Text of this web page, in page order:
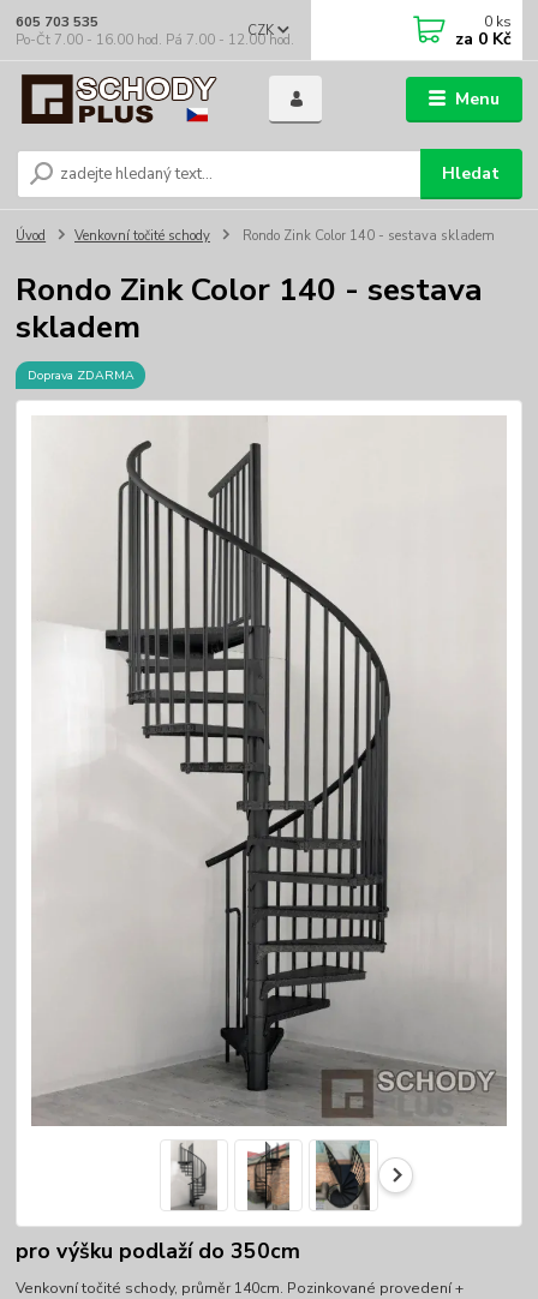
Menu
CZK
Hledat
605 703 535
Po-Čt 7.00 - 16.00 hod. Pá 7.00 - 12.00 hod.
0 ks
za 0 Kč
Úvod Venkovní točité schody Rondo Zink Color 140 - sestava skladem
Rondo Zink Color 140 - sestava
skladem
Doprava ZDARMA
pro výšku podlaží do 350cm
Venkovní točité schody, průměr 140cm. Pozinkované provedení +